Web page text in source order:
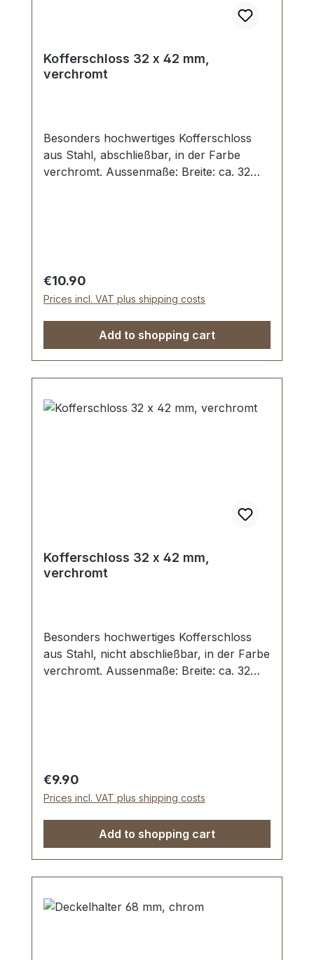
Kofferschloss 32 x 42 mm,
verchromt
Besonders hochwertiges Kofferschloss
aus Stahl, abschließbar, in der Farbe
verchromt. Aussenmaße: Breite: ca. 32
Regular price:
€10.90
Prices incl. VAT plus shipping costs
Add to shopping cart
Kofferschloss 32 x 42 mm,
verchromt
Besonders hochwertiges Kofferschloss
aus Stahl, nicht abschließbar, in der Farbe
verchromt. Aussenmaße: Breite: ca. 32
Regular price:
€9.90
Prices incl. VAT plus shipping costs
Add to shopping cart